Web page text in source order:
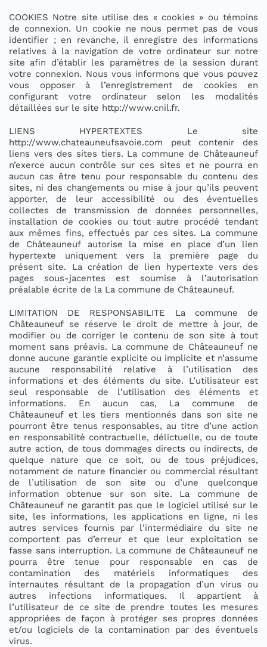
COOKIES Notre site utilise des « cookies » ou témoins
de connexion. Un cookie ne nous permet pas de vous
identifier ; en revanche, il enregistre des informations
relatives à la navigation de votre ordinateur sur notre
site afin d’établir les paramètres de la session durant
votre connexion. Nous vous informons que vous pouvez
vous opposer à l’enregistrement de cookies en
configurant votre ordinateur selon les modalités
détaillées sur le site http://www.cnil.fr.
LIENS HYPERTEXTES Le site
http://www.chateauneufsavoie.com peut contenir des
liens vers des sites tiers. La commune de Châteauneuf
n’exerce aucun contrôle sur ces sites et ne pourra en
aucun cas être tenu pour responsable du contenu des
sites, ni des changements ou mise à jour qu’ils peuvent
apporter, de leur accessibilité ou des éventuelles
collectes de transmission de données personnelles,
installation de cookies ou tout autre procédé tendant
aux mêmes fins, effectués par ces sites. La commune
de Châteauneuf autorise la mise en place d’un lien
hypertexte uniquement vers la première page du
présent site. La création de lien hypertexte vers des
pages sous-jacentes est soumise à l’autorisation
préalable écrite de la La commune de Châteauneuf.
LIMITATION DE RESPONSABILITE La commune de
Châteauneuf se réserve le droit de mettre à jour, de
modifier ou de corriger le contenu de son site à tout
moment sans préavis. La commune de Châteauneuf ne
donne aucune garantie explicite ou implicite et n’assume
aucune responsabilité relative à l’utilisation des
informations et des éléments du site. L’utilisateur est
seul responsable de l’utilisation des éléments et
informations. En aucun cas, La commune de
Châteauneuf et les tiers mentionnés dans son site ne
pourront être tenus responsables, au titre d’une action
en responsabilité contractuelle, délictuelle, ou de toute
autre action, de tous dommages directs ou indirects, de
quelque nature que ce soit, ou de tous préjudices,
notamment de nature financier ou commercial résultant
de l’utilisation de son site ou d’une quelconque
information obtenue sur son site. La commune de
Châteauneuf ne garantit pas que le logiciel utilisé sur le
site, les informations, les applications en ligne, ni les
autres services fournis par l’intermédiaire du site ne
comportent pas d’erreur et que leur exploitation se
fasse sans interruption. La commune de Châteauneuf ne
pourra être tenue pour responsable en cas de
contamination des matériels informatiques des
internautes résultant de la propagation d’un virus ou
autres infections informatiques. Il appartient à
l’utilisateur de ce site de prendre toutes les mesures
appropriées de façon à protéger ses propres données
et/ou logiciels de la contamination par des éventuels
virus.